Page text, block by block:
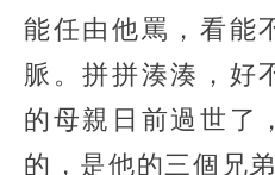
能任由他罵，看能
脈。拼拼湊湊，好
的母親日前過世了
的，是他的三個兄弟